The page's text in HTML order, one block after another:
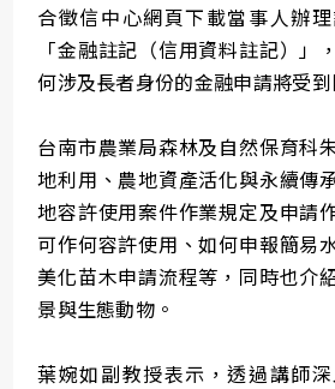
合徵信中心網頁下載當事人辦
「金融註記（信用資料註記）」
何涉及長者身份的金融申請將受到
台南市農業局森林及自然保育科
地利用、農地資產活化與永續傳
地容許使用案件作業規定及申請
可作何容許使用、如何申報簡易
美化苗木申請流程等，同時也介
景與生態動物。
葉婉如副教授表示，透過講師